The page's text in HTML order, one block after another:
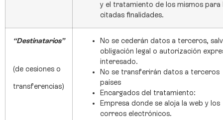
y el tratamiento de los mismos para
citadas finalidades.
“Destinatarios”
(de cesiones o
transferencias)
No se cederán datos a terceros,
obligación legal o autorización
interesado.
No se transferirán datos a terceros
países
Encargados del tratamiento:
Empresa donde se aloja la web y los
correos electrónicos.